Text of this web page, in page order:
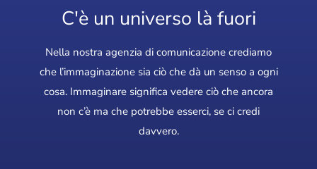
C'è un universo là fuori
Nella nostra agenzia di comunicazione crediamo
che l’immaginazione sia ciò che dà un senso a ogni
cosa. Immaginare significa vedere ciò che ancora
non c’è ma che potrebbe esserci, se ci credi
davvero.